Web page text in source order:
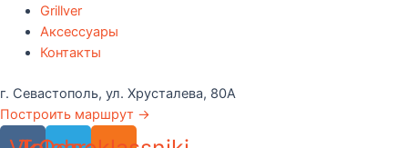
Grillver
Аксессуары
Контакты
г. Севастополь, ул. Хрусталева, 80А
Построить маршрут →